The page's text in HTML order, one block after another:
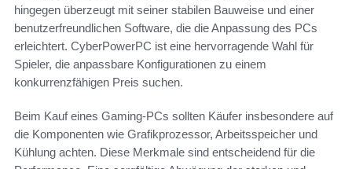
hingegen überzeugt mit seiner stabilen Bauweise und einer
benutzerfreundlichen Software, die die Anpassung des PCs
erleichtert. CyberPowerPC ist eine hervorragende Wahl für
Spieler, die anpassbare Konfigurationen zu einem
konkurrenzfähigen Preis suchen.
Beim Kauf eines Gaming-PCs sollten Käufer insbesondere auf
die Komponenten wie Grafikprozessor, Arbeitsspeicher und
Kühlung achten. Diese Merkmale sind entscheidend für die